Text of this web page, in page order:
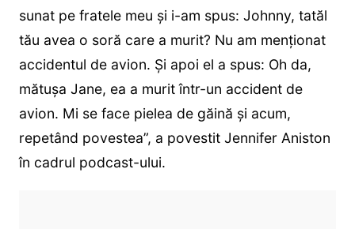
sunat pe fratele meu și i-am spus: Johnny, tatăl
tău avea o soră care a murit? Nu am menționat
accidentul de avion. Și apoi el a spus: Oh da,
mătușa Jane, ea a murit într-un accident de
avion. Mi se face pielea de găină și acum,
repetând povestea”, a povestit Jennifer Aniston
în cadrul podcast-ului.